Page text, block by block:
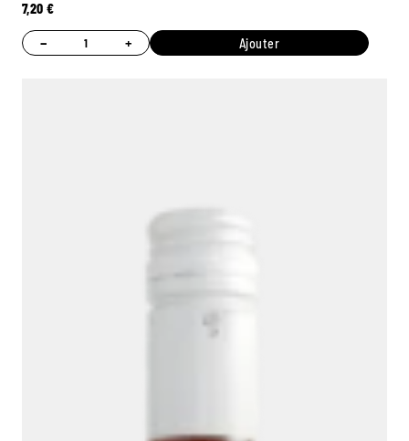
7,20 €
− + Ajouter